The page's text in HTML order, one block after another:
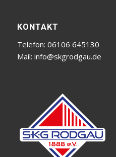
KONTAKT
Telefon: 06106 645130
Mail: info@skgrodgau.de